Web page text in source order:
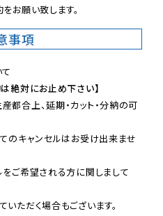
お願い致します。
事項
絶対にお止め下さい】
合上、延期・カット・分納の可
のキャンセルはお受け出来ませ
をご希望される方に関しまして
ただく場合もございます。